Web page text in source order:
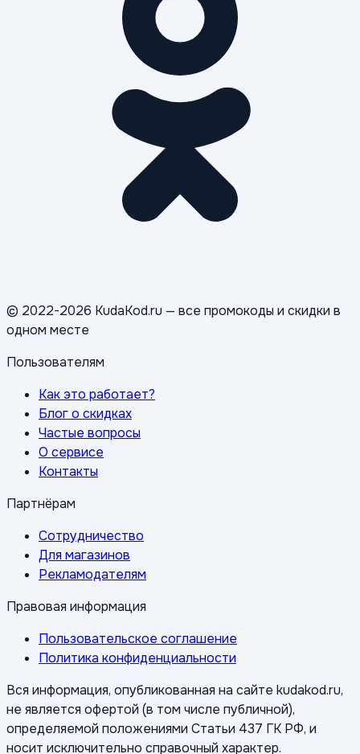
© 2022-2026 KudaKod.ru — все промокоды и скидки в
одном месте
Пользователям
Как это работает?
Блог о скидках
Частые вопросы
О сервисе
Контакты
Партнёрам
Сотрудничество
Для магазинов
Рекламодателям
Правовая информация
Пользовательское соглашение
Политика конфиденциальности
Вся информация, опубликованная на сайте kudakod.ru,
не является офертой (в том числе публичной),
определяемой положениями Статьи 437 ГК РФ, и
носит исключительно справочный характер.